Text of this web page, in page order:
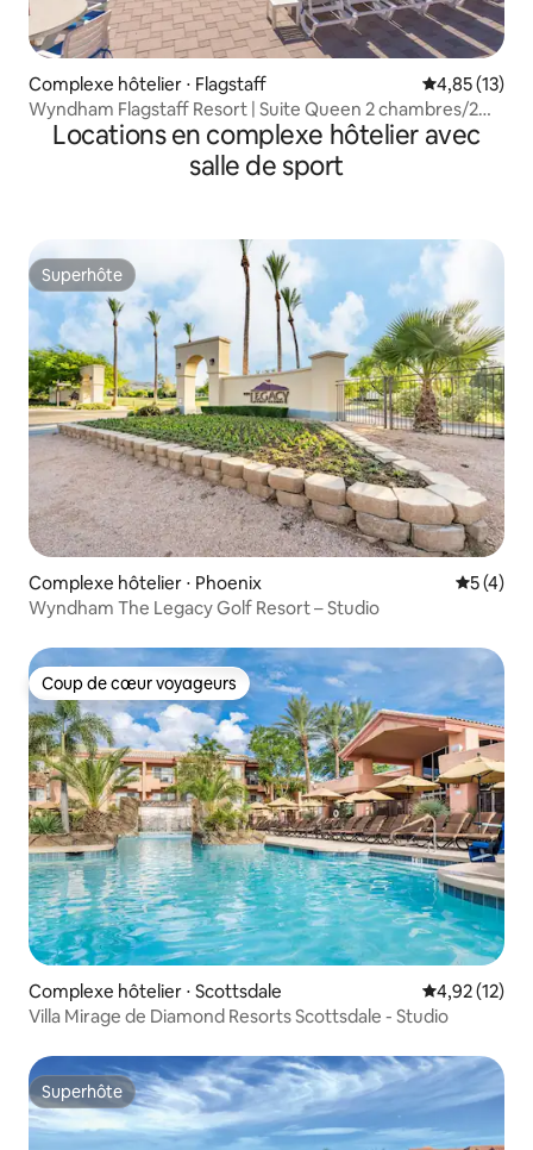
Complexe hôtelier ⋅ Flagstaff Évaluation
4,85 (13)
Wyndham Flagstaff Resort | Suite Queen 2 chambres/2
salles de bain avec balcon
Locations en complexe hôtelier avec
salle de sport
Superhôte
Superhôte
Complexe hôtelier ⋅ Phoenix
5 (4)
Wyndham The Legacy Golf Resort – Studio
Coup de cœur voyageurs
Coup de cœur voyageurs
Complexe hôtelier ⋅ Scottsdale Évaluation
4,92 (12)
Villa Mirage de Diamond Resorts Scottsdale - Studio
Superhôte
Superhôte